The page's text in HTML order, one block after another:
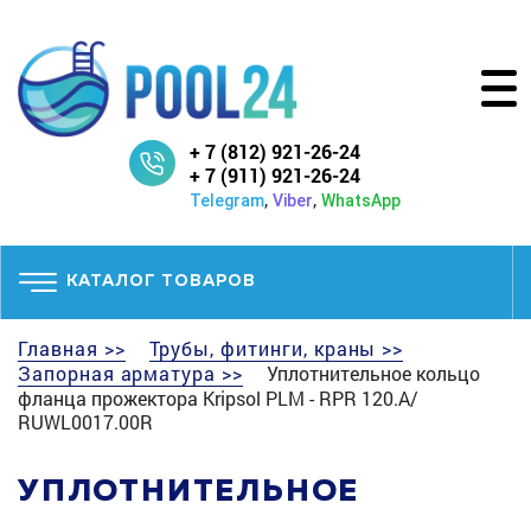
+ 7 (812) 921-26-24
+ 7 (911) 921-26-24
Telegram, Viber, WhatsApp
КАТАЛОГ ТОВАРОВ
Главная >>
Трубы, фитинги, краны >>
Запорная арматура >>
Уплотнительное кольцо
фланца прожектора Kripsol PLM - RPR 120.A/
RUWL0017.00R
УПЛОТНИТЕЛЬНОЕ